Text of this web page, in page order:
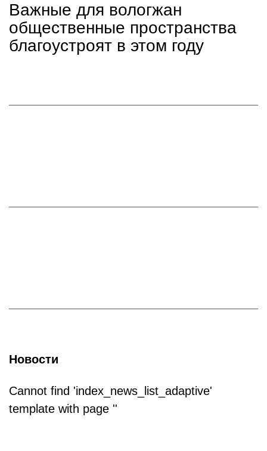
Важные для вологжан
общественные пространства
благоустроят в этом году
Новости
Cannot find 'index_news_list_adaptive'
template with page ''